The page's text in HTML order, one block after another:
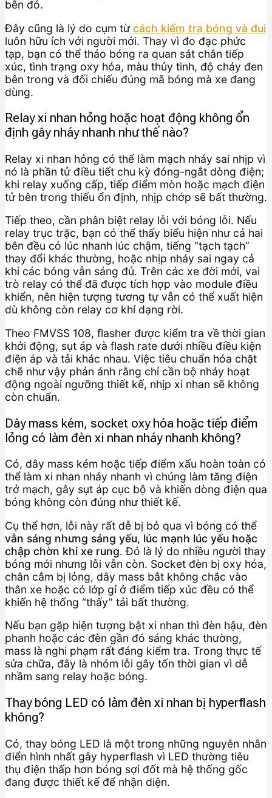
bên đó.
Đây cũng là lý do cụm từcách kiểm tra bóng và đui
luôn hữu ích với người mới. Thay vì đo đạc phức
tạp, bạn có thể tháo bóng ra quan sát chân tiếp
xúc, tình trạng oxy hóa, màu thủy tinh, độ cháy đen
bên trong và đối chiếu đúng mã bóng mà xe đang
dùng.
Relay xi nhan hỏng hoặc hoạt động không ổn
định gây nháy nhanh như thế nào?
Relay xi nhan hỏng có thể làm mạch nháy sai nhịp vì
nó là phần tử điều tiết chu kỳ đóng-ngắt dòng điện;
khi relay xuống cấp, tiếp điểm mòn hoặc mạch điện
tử bên trong thiếu ổn định, nhịp chớp sẽ bất thường.
Tiếp theo, cần phân biệt relay lỗi với bóng lỗi. Nếu
relay trục trặc, bạn có thể thấy biểu hiện như cả hai
bên đều có lúc nhanh lúc chậm, tiếng “tạch tạch”
thay đổi khác thường, hoặc nhịp nháy sai ngay cả
khi các bóng vẫn sáng đủ. Trên các xe đời mới, vai
trò relay có thể đã được tích hợp vào module điều
khiển, nên hiện tượng tương tự vẫn có thể xuất hiện
dù không còn relay cơ khí dạng rời.
Theo FMVSS 108, flasher được kiểm tra về thời gian
khởi động, sụt áp và flash rate dưới nhiều điều kiện
điện áp và tải khác nhau. Việc tiêu chuẩn hóa chặt
chẽ như vậy phản ánh rằng chỉ cần bộ nháy hoạt
động ngoài ngưỡng thiết kế, nhịp xi nhan sẽ không
còn chuẩn.
Dây mass kém, socket oxy hóa hoặc tiếp điểm
lỏng có làm đèn xi nhan nháy nhanh không?
Có, dây mass kém hoặc tiếp điểm xấu hoàn toàn có
thể làm xi nhan nháy nhanh vì chúng làm tăng điện
trở mạch, gây sụt áp cục bộ và khiến dòng điện qua
bóng không còn đúng như thiết kế.
Cụ thể hơn, lỗi này rất dễ bị bỏ qua vì bóng có thể
vẫn sáng nhưng sáng yếu, lúc mạnh lúc yếu hoặc
chập chờn khi xe rung. Đó là lý do nhiều người thay
bóng mới nhưng lỗi vẫn còn. Socket đèn bị oxy hóa,
chân cắm bị lỏng, dây mass bắt không chắc vào
thân xe hoặc có lớp gỉ ở điểm tiếp xúc đều có thể
khiến hệ thống “thấy” tải bất thường.
Nếu bạn gặp hiện tượng bật xi nhan thì đèn hậu, đèn
phanh hoặc các đèn gần đó sáng khác thường,
mass là nghi phạm rất đáng kiểm tra. Trong thực tế
sửa chữa, đây là nhóm lỗi gây tốn thời gian vì dễ
nhầm sang relay hoặc bóng.
Thay bóng LED có làm đèn xi nhan bị hyperflash
không?
Có, thay bóng LED là một trong những nguyên nhân
điển hình nhất gây hyperflash vì LED thường tiêu
thụ điện thấp hơn bóng sợi đốt mà hệ thống gốc
đang được thiết kế để nhận diện.